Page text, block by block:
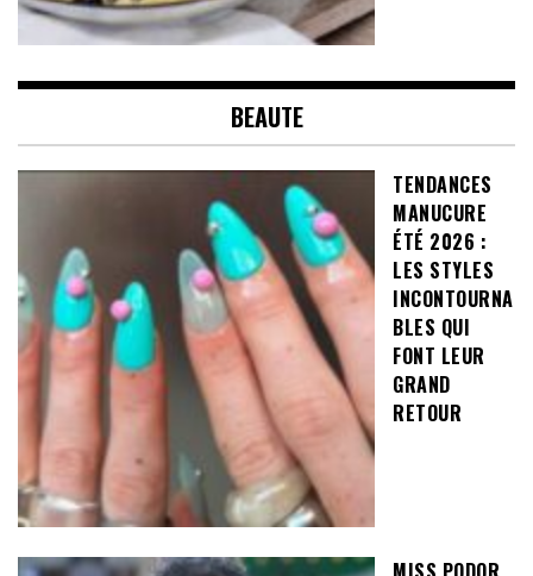
BEAUTE
TENDANCES
MANUCURE
ÉTÉ 2026 :
LES STYLES
INCONTOURNA
BLES QUI
FONT LEUR
GRAND
RETOUR